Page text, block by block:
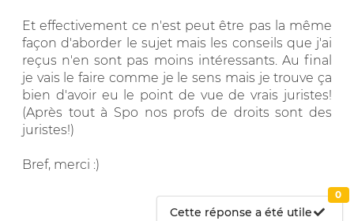
Et effectivement ce n'est peut être pas la même
façon d'aborder le sujet mais les conseils que j'ai
reçus n'en sont pas moins intéressants. Au final
je vais le faire comme je le sens mais je trouve ça
bien d'avoir eu le point de vue de vrais juristes!
(Après tout à Spo nos profs de droits sont des
juristes!)
Bref, merci :)
Cette réponse a été utile
0